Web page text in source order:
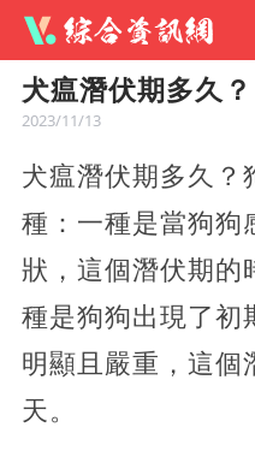
犬瘟潛伏期多久？
2023/11/13
犬瘟潛伏期多久？
種：一種是當狗狗
狀，這個潛伏期的
種是狗狗出現了初
明顯且嚴重，這個
天。